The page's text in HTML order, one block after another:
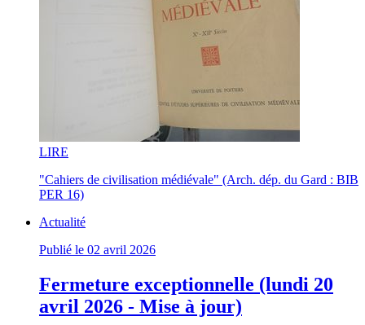
LIRE
"Cahiers de civilisation médiévale" (Arch. dép. du Gard : BIB
PER 16)
Actualité
Publié le 02 avril 2026
Fermeture exceptionnelle (lundi 20
avril 2026 - Mise à jour)